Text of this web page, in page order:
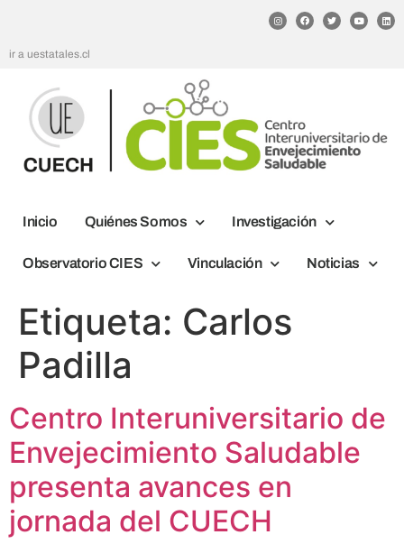
ir a uestatales.cl
Inicio Quiénes Somos Investigación
Observatorio CIES Vinculación Noticias
Etiqueta: Carlos
Padilla
Centro Interuniversitario de
Envejecimiento Saludable
presenta avances en
jornada del CUECH